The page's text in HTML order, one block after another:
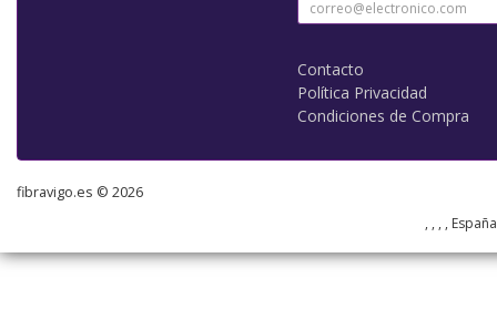
Contacto
Política Privacidad
Condiciones de Compra
fibravigo.es © 2026
, , , ,